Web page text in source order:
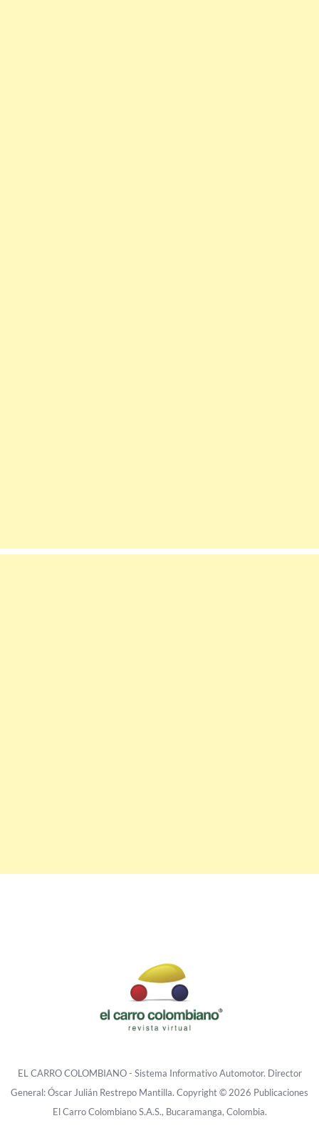
EL CARRO COLOMBIANO - Sistema Informativo Automotor. Director
General: Óscar Julián Restrepo Mantilla. Copyright © 2026 Publicaciones
El Carro Colombiano S.A.S., Bucaramanga, Colombia.